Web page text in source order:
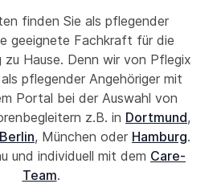
finden Sie als pflegender
geeignete Fachkraft für die
zu Hause. Denn wir von Pflegix
pflegender Angehöriger mit
Portal bei der Auswahl von
z.B. in Dortmund,
Berlin, München oder Hamburg.
und individuell mit dem Care-
Team.